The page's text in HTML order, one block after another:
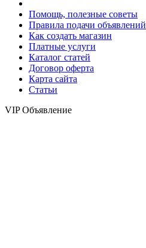
Помощь, полезные советы
Правила подачи объявлений
Как создать магазин
Платные услуги
Каталог статей
Договор оферта
Карта сайта
Статьи
VIP Объявление